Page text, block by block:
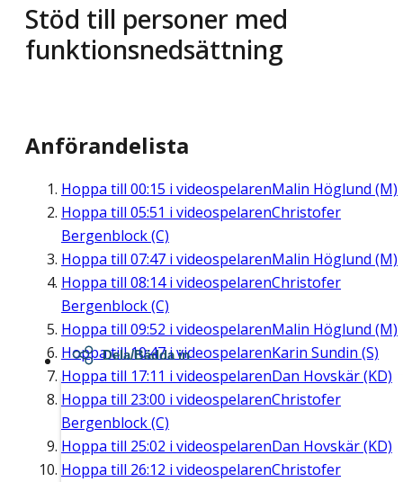
Stöd till personer med
funktionsnedsättning
Anförandelista
Hoppa till 00:15 i videospelarenMalin Höglund (M)
Hoppa till 05:51 i videospelarenChristofer
Bergenblock (C)
Hoppa till 07:47 i videospelarenMalin Höglund (M)
Hoppa till 08:14i videospelarenChristofer
Bergenblock (C)
Hoppa till 09:52 i videospelarenMalin Höglund (M)
Hoppa till10:47i videospelarenKarin Sundin (S)
Hoppa till 17:11 i videospelarenDan Hovskär (KD)
Hoppa till 23:00 i videospelarenChristofer
Bergenblock (C)
Hoppa till 25:02 i videospelarenDan Hovskär (KD)
Hoppa till 26:12 i videospelarenChristofer
Dela/Bädda in